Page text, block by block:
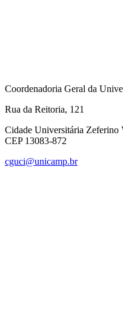
Coordenadoria Geral da
Rua da Reitoria, 121
Cidade Universitária Zeferino
CEP 13083-872
cguci@unicamp.br